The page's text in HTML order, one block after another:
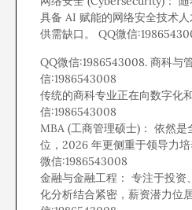
具备 AI 赋能的网络安全技术
供需缺口。 QQ微信
QQ微信:1986543008. 商科与
信:1986543008
传统的商科专业正在向数字化
信:1986543008
MBA (工商管理硕士)： 依然
位，2026 年更侧重于领导力
微信:1986543008
金融与金融工程： 专注于投资
化分析结合紧密，薪资潜力位